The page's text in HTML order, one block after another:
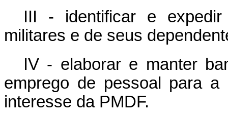
III - identificar e expedir
militares e de seus
IV - elaborar e manter
emprego de pessoal para
interesse da PMDF.